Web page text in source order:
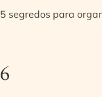
5 segredos para
6